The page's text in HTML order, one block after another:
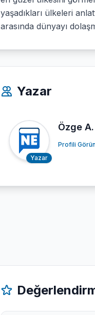
yaşadıkları ülkeleri
arasında dünyayı
Yazar
Yazar
Özge
Profili